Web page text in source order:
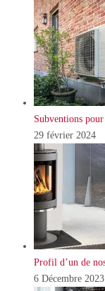
Subventions
29 février 2024
Profil d’un de
6 Décembre 2023